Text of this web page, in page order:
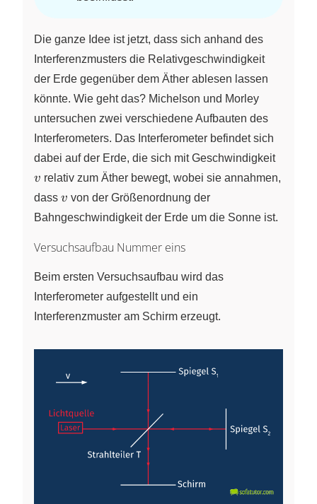
Die ganze Idee ist jetzt, dass sich anhand des
Interferenzmusters die Relativgeschwindigkeit
der Erde gegenüber dem Äther ablesen lassen
könnte. Wie geht das? Michelson und Morley
untersuchen zwei verschiedene Aufbauten des
Interferometers. Das Interferometer befindet sich
dabei auf der Erde, die sich mit Geschwindigkeitv
v relativ zum Äther bewegt, wobei sie annahmen,
dass v
v von der Größenordnung der
Bahngeschwindigkeit der Erde um die Sonne ist.
Versuchsaufbau Nummer eins
Beim ersten Versuchsaufbau wird das
Interferometer aufgestellt und ein
Interferenzmuster am Schirm erzeugt.